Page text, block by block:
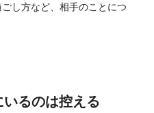
し方など、相手のことにつ
いるのは控える